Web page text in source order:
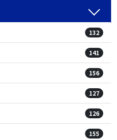
132
141
156
127
126
155